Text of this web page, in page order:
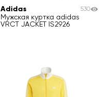
Adidas
Мужская куртка adidas
VRCT JACKET IS2926
530